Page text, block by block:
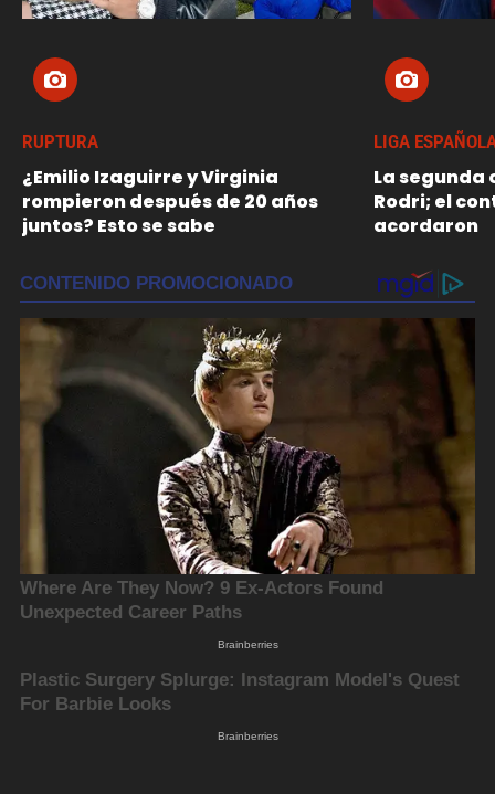
RUPTURA
¿Emilio Izaguirre y Virginia
rompieron después de 20 años
juntos? Esto se sabe
LIGA
La
Rodri; el
acordaron